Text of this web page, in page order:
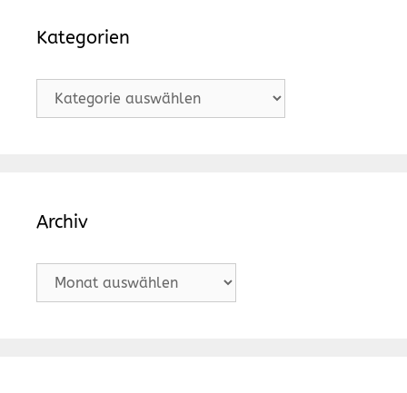
Kategorien
Kategorien
Archiv
Archiv